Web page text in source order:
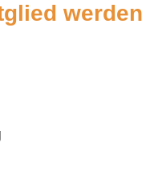
werden